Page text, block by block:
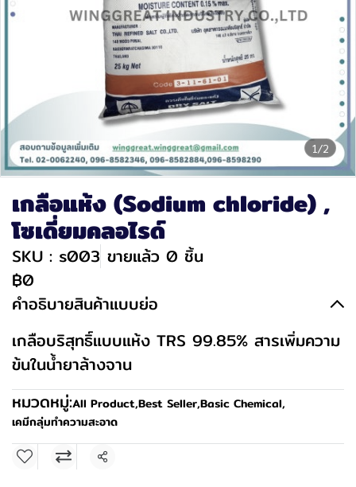
1/2
เกลือแห้ง (Sodium chloride) ,
โซเดี่ยมคลอไรด์
SKU : s003 ขายแล้ว 0 ชิ้น
฿0
คำอธิบายสินค้าแบบย่อ
เกลือบริสุทธิ์แบบแห้ง TRS 99.85% สารเพิ่มความ
ข้นในน้ำยาล้างจาน
หมวดหมู่:All Product,Best Seller,Basic Chemical,
เคมีกลุ่มทำความสะอาด
แชร์